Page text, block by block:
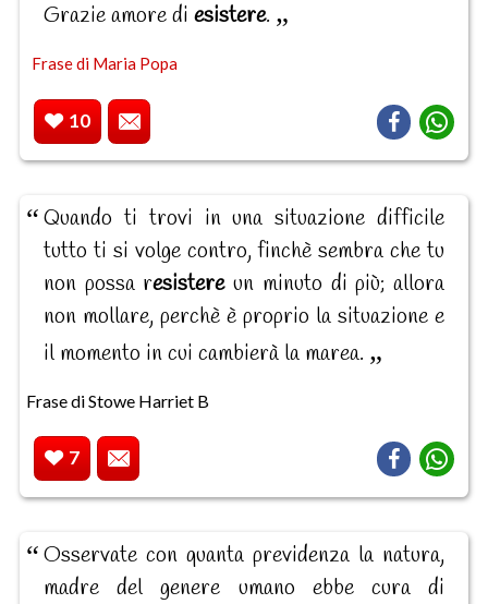
Grazie amore di esistere.
Frase di Maria Popa
10
Quando ti trovi in una situazione difficile
tutto ti si volge contro, finchè sembra che tu
non possa resistereun minuto di più; allora
non mollare, perchè è proprio la situazione e
il momento in cui cambierà la marea.
Frase di Stowe Harriet B
7
Osservate con quanta previdenza la natura,
madre del genere umano ebbe cura di